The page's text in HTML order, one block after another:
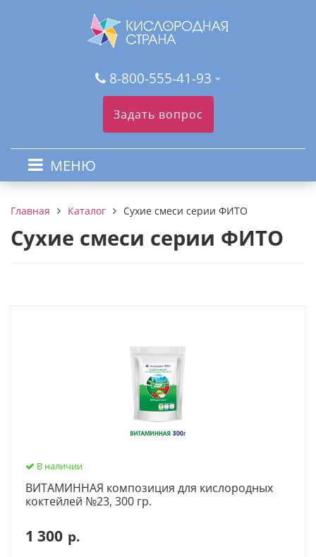
8-800-555-41-93
Задать вопрос
МЕНЮ
Главная Каталог Сухие смеси серии ФИТО
Сухие смеси серии ФИТО
В наличии
ВИТАМИННАЯ композиция для кислородных
коктейлей №23, 300 гр.
1 300 р.